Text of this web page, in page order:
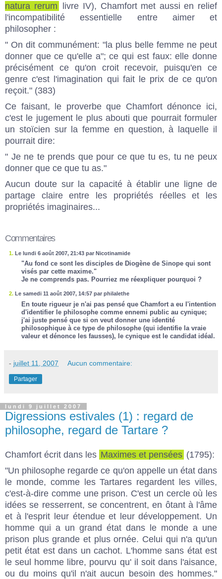
natura rerum livre IV), Chamfort met aussi en relief
l'incompatibilité essentielle entre aimer et
philosopher :
" On dit communément: "la plus belle femme ne peut
donner que ce qu'elle a"; ce qui est faux: elle donne
précisément ce qu'on croit recevoir, puisqu'en ce
genre c'est l'imagination qui fait le prix de ce qu'on
reçoit." (383)
Ce faisant, le proverbe que Chamfort dénonce ici,
c'est le jugement le plus abouti que pourrait formuler
un stoïcien sur la femme en question, à laquelle il
pourrait dire:
" Je ne te prends que pour ce que tu es, tu ne peux
donner que ce que tu as."
Aucun doute sur la capacité à établir une ligne de
partage claire entre les propriétés réelles et les
propriétés imaginaires...
Commentaires
1. Le lundi 6 août 2007, 21:43 par Nicotinamide
"Au fond ce sont les disciples de Diogène de Sinope qui sont
visés par cette maxime."
Je ne comprends pas. Pourriez me réexpliquer pourquoi ?
2. Le samedi 11 août 2007, 14:57 par philalethe
En toute rigueur je n'ai pas pensé que Chamfort a eu l'intention
d'identifier le philosophe comme ennemi public au cynique;
j'ai juste pensé que si on veut donner une identité
philosophique à ce type de philosophe (qui identifie la vraie
valeur et dénonce les fausses), le cynique est le candidat idéal.
- juillet 11, 2007 Aucun commentaire:
Partager
lundi 9 juillet 2007
Digressions estivales (1) : regard de
philosophe, regard de Tartare ?
Chamfort écrit dans les Maximes et pensées (1795):
"Un philosophe regarde ce qu'on appelle un état dans
le monde, comme les Tartares regardent les villes,
c'est-à-dire comme une prison. C'est un cercle où les
idées se resserrent, se concentrent, en ôtant à l'âme
et à l'esprit leur étendue et leur développement. Un
homme qui a un grand état dans le monde a une
prison plus grande et plus ornée. Celui qui n'a qu'un
petit état est dans un cachot. L'homme sans état est
le seul homme libre, pourvu qu' il soit dans l'aisance,
ou du moins qu'il n'ait aucun besoin des hommes."